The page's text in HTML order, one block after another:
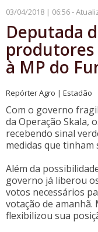
03/04/2018 | 06:56 -
Deputada
à MP do
Repórter Agro | Estadão
Com o governo
da Operação Skala,
recebendo sinal
medidas que
Além da
governo já liberou
votos necessários
votação de amanhã.
flexibilizou sua